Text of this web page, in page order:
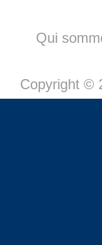
Qui
Copyright ©